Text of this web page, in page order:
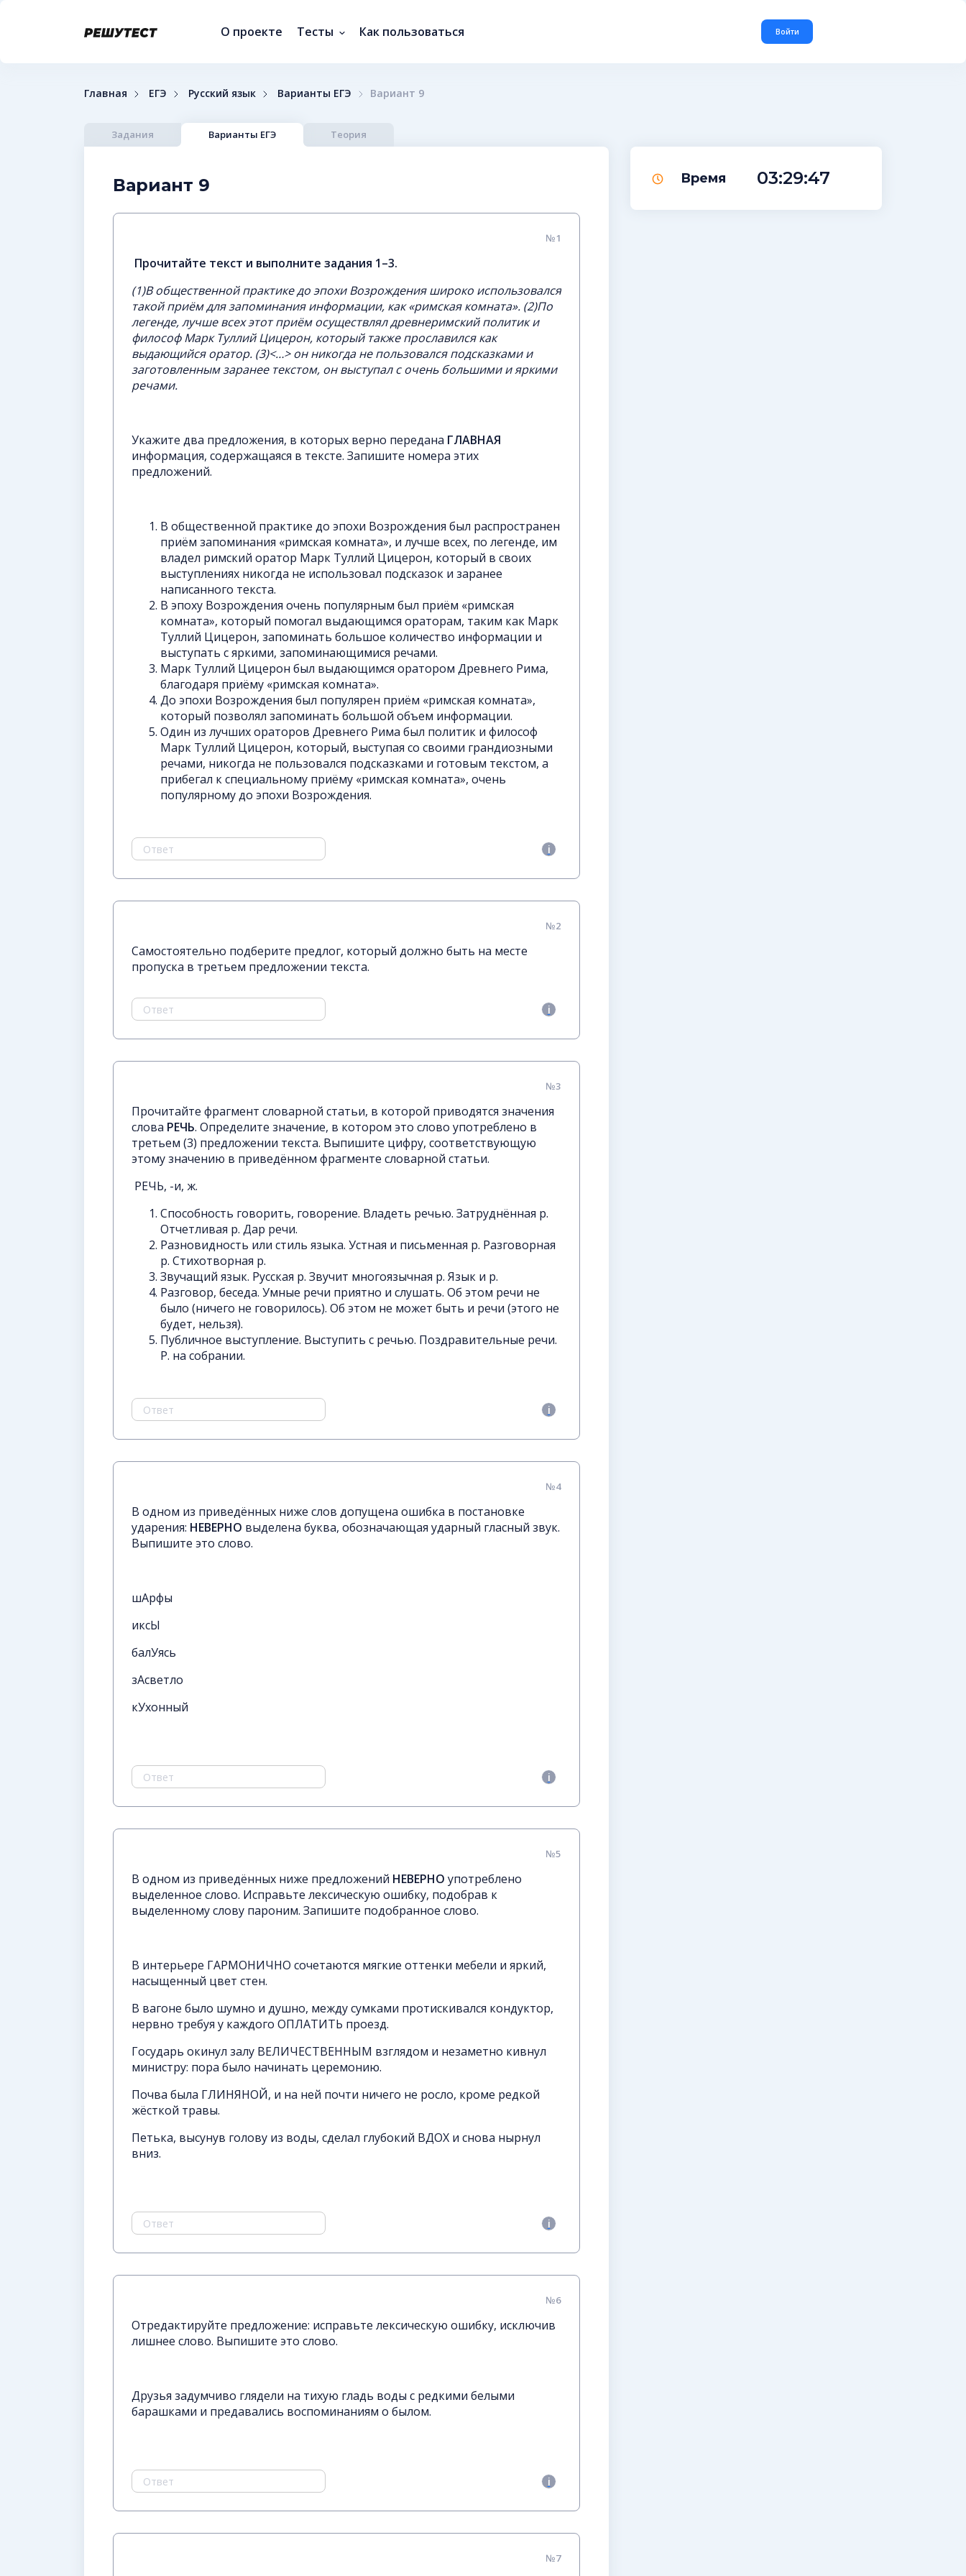
О проекте Тесты Как пользоваться Войти
Главная ЕГЭ Русский язык Варианты ЕГЭ Вариант 9
Задания Варианты ЕГЭ Теория
Вариант 9
№1
Прочитайте текст и выполните задания 1–3.
(1)В общественной практике до эпохи Возрождения широко использовался
такой приём для запоминания информации, как «римская комната». (2)По
легенде, лучше всех этот приём осуществлял древнеримский политик и
философ Марк Туллий Цицерон, который также прославился как
выдающийся оратор. (3)<…> он никогда не пользовался подсказками и
заготовленным заранее текстом, он выступал с очень большими и яркими
речами.
Укажите два предложения, в которых верно передана ГЛАВНАЯ
информация, содержащаяся в тексте. Запишите номера этих
предложений.
В общественной практике до эпохи Возрождения был распространен
приём запоминания «римская комната», и лучше всех, по легенде, им
владел римский оратор Марк Туллий Цицерон, который в своих
выступлениях никогда не использовал подсказок и заранее
написанного текста.
В эпоху Возрождения очень популярным был приём «римская
комната», который помогал выдающимся ораторам, таким как Марк
Туллий Цицерон, запоминать большое количество информации и
выступать с яркими, запоминающимися речами.
Марк Туллий Цицерон был выдающимся оратором Древнего Рима,
благодаря приёму «римская комната».
До эпохи Возрождения был популярен приём «римская комната»,
который позволял запоминать большой объем информации.
Один из лучших ораторов Древнего Рима был политик и философ
Марк Туллий Цицерон, который, выступая со своими грандиозными
речами, никогда не пользовался подсказками и готовым текстом, а
прибегал к специальному приёму «римская комната», очень
популярному до эпохи Возрождения.
№2
Самостоятельно подберите предлог, который должно быть на месте
пропуска в третьем предложении текста.
№3
Прочитайте фрагмент словарной статьи, в которой приводятся значения
слова РЕЧЬ. Определите значение, в котором это слово употреблено в
третьем (3) предложении текста. Выпишите цифру, соответствующую
этому значению в приведённом фрагменте словарной статьи.
РЕЧЬ, -и, ж.
Способность говорить, говорение. Владеть речью. Затруднённая р.
Отчетливая р. Дар речи.
Разновидность или стиль языка. Устная и письменная р. Разговорная
р. Стихотворная р.
Звучащий язык. Русская р. Звучит многоязычная р. Язык и р.
Разговор, беседа. Умные речи приятно и слушать. Об этом речи не
было (ничего не говорилось). Об этом не может быть и речи (этого не
будет, нельзя).
Публичное выступление. Выступить с речью. Поздравительные речи.
Р. на собрании.
№4
В одном из приведённых ниже слов допущена ошибка в постановке
ударения: НЕВЕРНО выделена буква, обозначающая ударный гласный звук.
Выпишите это слово.
шАрфы
иксЫ
балУясь
зАсветло
кУхонный
№5
В одном из приведённых ниже предложений НЕВЕРНО употреблено
выделенное слово. Исправьте лексическую ошибку, подобрав к
выделенному слову пароним. Запишите подобранное слово.
В интерьере ГАРМОНИЧНО сочетаются мягкие оттенки мебели и яркий,
насыщенный цвет стен.
В вагоне было шумно и душно, между сумками протискивался кондуктор,
нервно требуя у каждого ОПЛАТИТЬ проезд.
Государь окинул залу ВЕЛИЧЕСТВЕННЫМ взглядом и незаметно кивнул
министру: пора было начинать церемонию.
Почва была ГЛИНЯНОЙ, и на ней почти ничего не росло, кроме редкой
жёсткой травы.
Петька, высунув голову из воды, сделал глубокий ВДОХ и снова нырнул
вниз.
№6
Отредактируйте предложение: исправьте лексическую ошибку, исключив
лишнее слово. Выпишите это слово.
Друзья задумчиво глядели на тихую гладь воды с редкими белыми
барашками и предавались воспоминаниям о былом.
№7
Время 03:29:47